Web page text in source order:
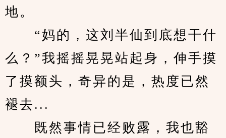
地。
“妈的，这刘半仙到底想干什
么？”我摇摇晃晃站起身，伸手摸
了摸额头，奇异的是，热度已然
褪去...
既然事情已经败露，我也豁